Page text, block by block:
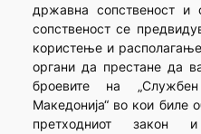
државна сопственост и
сопственост се
користење и
органи да престане да
броевите на
Македонија“ во кои биле
претходниот закон